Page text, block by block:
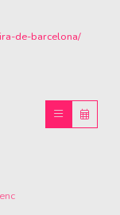
de-barcelona/